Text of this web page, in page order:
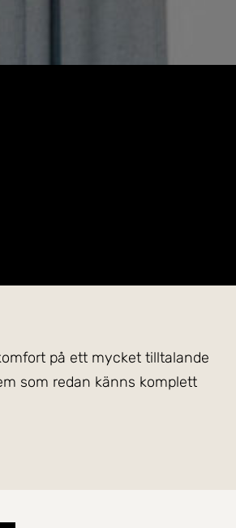
på ett mycket tilltalande
som redan känns komplett